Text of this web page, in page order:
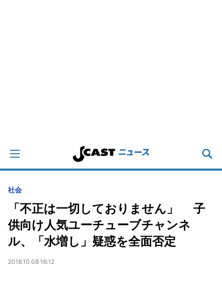
社会
「不正は一切しておりません」 子
供向け人気ユーチューブチャンネ
ル、「水増し」疑惑を全面否定
2018.10.08 16:12